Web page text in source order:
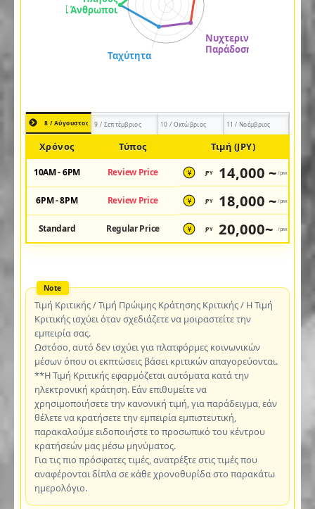
8 / Αύγουστος 9 / Σεπτέμβριος 10 / Οκτώβριος 11 / Νοέμβριος
Χρόνος Τύπος Τιμή (JPY)
10AM - 6PM Review Price ¥ JPY 14,000 ~ /pax
6PM - 8PM Review Price ¥ JPY 18,000 ~ /pax
Standard Regular Price ¥ JPY 20,000~ /pax
Τιμή Κριτικής / Τιμή Πρώιμης Κράτησης Κριτικής / Η Τιμή
Κριτικής ισχύει όταν σχεδιάζετε να μοιραστείτε την
εμπειρία σας.
Ωστόσο, αυτό δεν ισχύει για πλατφόρμες κοινωνικών
μέσων όπου οι εκπτώσεις βάσει κριτικών απαγορεύονται.
**Η Τιμή Κριτικής εφαρμόζεται αυτόματα κατά την
ηλεκτρονική κράτηση. Εάν επιθυμείτε να
χρησιμοποιήσετε την κανονική τιμή, για παράδειγμα, εάν
θέλετε να κρατήσετε την εμπειρία εμπιστευτική,
παρακαλούμε ειδοποιήστε το προσωπικό του κέντρου
κρατήσεών μας μέσω μηνύματος.
Για τις πιο πρόσφατες τιμές, ανατρέξτε στις τιμές που
αναφέρονται δίπλα σε κάθε χρονοθυρίδα στο παρακάτω
ημερολόγιο.